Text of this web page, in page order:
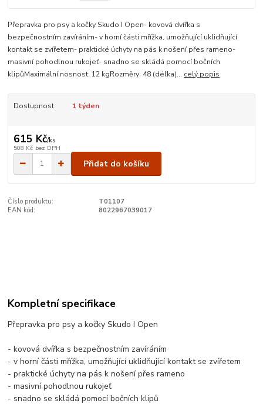
Přepravka pro psy a kočky Skudo I Open- kovová dvířka s
bezpečnostním zavíráním- v horní části mřížka, umožňující uklidňující
kontakt se zvířetem- praktické úchyty na pás k nošení přes rameno-
masivní pohodlnou rukojeť- snadno se skládá pomocí bočních
klipůMaximální nosnost: 12 kgRozměry: 48 (délka)... celý popis
Dostupnost 1 týden
615 Kč/ks
508 Kč bez DPH
Přidat do košíku
Číslo produktu:
T01107
EAN kód:
8022967039017
Kompletní specifikace
Přepravka pro psy a kočky Skudo I Open
- kovová dvířka s bezpečnostním zavíráním
- v horní části mřížka, umožňující uklidňující kontakt se zvířetem
- praktické úchyty na pás k nošení přes rameno
- masivní pohodlnou rukojeť
- snadno se skládá pomocí bočních klipů